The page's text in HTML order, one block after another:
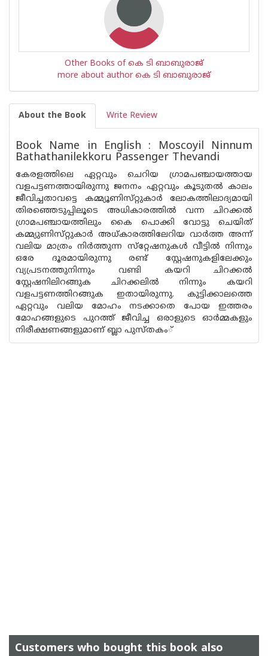
Other Books of കെ ടി ബാബുരാജ്
more about author കെ ടി ബാബുരാജ്
About the Book Write Review
Book Name in English : Moscoyil Ninnum
Bathathanilekkoru Passenger Thevandi
കേരളത്തിലെ ഏറ്റവും ചെറിയ ഗ്രാമപഞ്ചായത്തായ
വളപട്ടണത്തായിരുന്നു ജനനം ഏറ്റവും കൂടുതൽ കാലം
ജീവിച്ചതാവട്ടെ കമ്മ്യൂണിസ്‌റ്റുകാർ ലോകത്തിലാദ്യമായി
തിരഞ്ഞെടുപ്പിലൂടെ അധികാരത്തിൽ വന്ന ചിറക്കൽ
ഗ്രാമപഞ്ചായത്തിലും കൈ പൊക്കി വോട്ടു ചെയിത്
കമ്മ്യുണിസ്‌റ്റുകാർ അധ്‌കാരത്തിലേറിയ വാർത്ത അന്ന്
വലിയ മാത്രം നിർത്തുന്ന സ്‌റ്റേഷനുകൾ വീട്ടിൽ നിന്നും
ഒരേ ദൂരമായിരുന്നു രണ്ട് സ്റ്റേഷനുകളിലേക്കും
വ്യപ്രടനത്തുനിന്നും വണ്ടി കയറി ചിറക്കൽ
സ്റ്റേഷനിലിറങ്ങുക ചിറക്കലിൽ നിന്നും കയറി
വളപട്ടണത്തിറങ്ങുക ഇതായിരുന്നു. കുട്ടിക്കാലത്തെ
ഏറ്റവും വലിയ മോഹം നടക്കാതെ പോയ ഇത്തരം
മോഹങ്ങളുടെ പുറത്ത് ജീവിച്ച ഒരാളുടെ ഓർമ്മകളും
നിരീക്ഷണങ്ങളുമാണ് ബ്ലാ പുസ്‌തകം്
Customers who bought this book also